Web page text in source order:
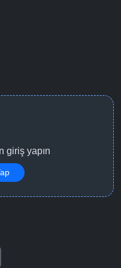
giriş yapın